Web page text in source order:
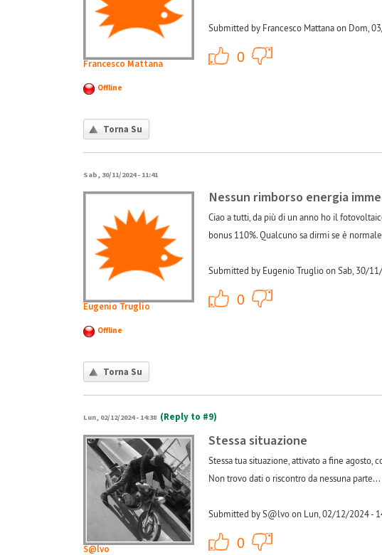
Francesco Mattana
Offline
Submitted by Francesco Mattana on Dom,
0
Torna Su
Sab, 30/11/2024 - 11:41
Eugenio Truglio
Offline
Nessun rimborso energia
Ciao a tutti, da più di un anno ho il
bonus 110%. Qualcuno sa dirmi se è
Submitted by Eugenio Truglio on Sab, 30/
0
Torna Su
Lun, 02/12/2024 - 14:38 (Reply to #9)
S@lvo
Stessa situazione
Stessa tua situazione, attivato a fine
Non trovo dati o riscontro da nessuna parte...
Submitted by S@lvo on Lun, 02/12/2024 -
0